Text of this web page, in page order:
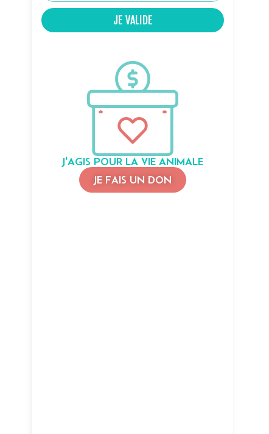
JE VALIDE
J'AGIS POUR LA VIE ANIMALE
JE FAIS UN DON